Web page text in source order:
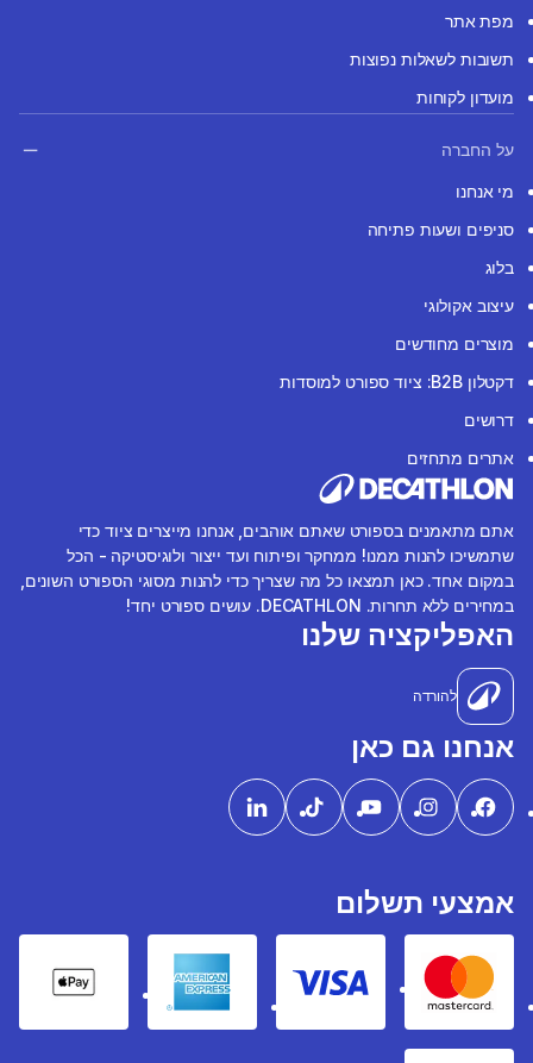
מפת אתר
תשובות לשאלות נפוצות
מועדון לקוחות
על החברה
מי אנחנו
סניפים ושעות פתיחה
בלוג
עיצוב אקולוגי
מוצרים מחודשים
דקטלון B2B: ציוד ספורט למוסדות
דרושים
אתרים מתחזים
אתם מתאמנים בספורט שאתם אוהבים, אנחנו מייצרים ציוד כדי
שתמשיכו להנות ממנו! ממחקר ופיתוח ועד ייצור ולוגיסטיקה - הכל
במקום אחד. כאן תמצאו כל מה שצריך כדי להנות מסוגי הספורט השונים,
במחירים ללא תחרות. DECATHLON. עושים ספורט יחד!
האפליקציה שלנו
להורדה
אנחנו גם כאן
אמצעי תשלום
Mastercard
Visa
American express
Pay